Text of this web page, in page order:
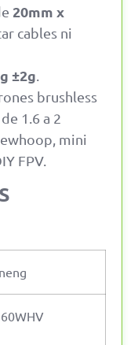
20mm x
cables ni
±2g
brushless
1.6 a 2
mini
FPV.